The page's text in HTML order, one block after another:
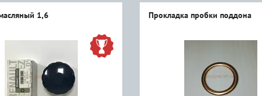
1,6 Прокладка пробки поддона